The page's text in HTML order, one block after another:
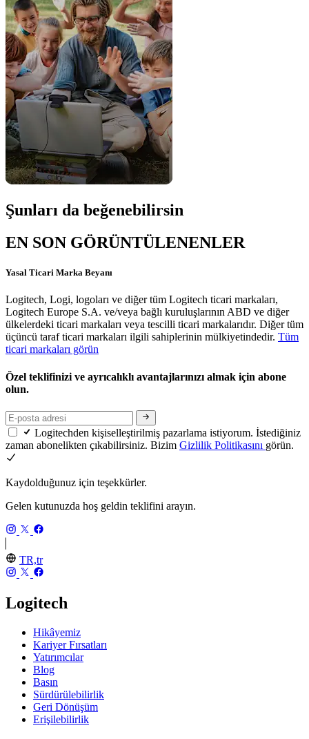
Şunları da beğenebilirsin
EN SON GÖRÜNTÜLENENLER
Yasal Ticari Marka Beyanı
Logitech, Logi, logoları ve diğer tüm Logitech ticari markaları,
Logitech Europe S.A. ve/veya bağlı kuruluşlarının ABD ve diğer
ülkelerdeki ticari markaları veya tescilli ticari markalarıdır. Diğer tüm
üçüncü taraf ticari markaları ilgili sahiplerinin mülkiyetindedir. Tüm
ticari markaları görün
Özel teklifinizi ve ayrıcalıklı avantajlarınızı almak için abone
olun.
Logitechden kişiselleştirilmiş pazarlama istiyorum. İstediğiniz
zaman abonelikten çıkabilirsiniz. Bizim Gizlilik Politikasını görün.
Kaydolduğunuz için teşekkürler.
Gelen kutunuzda hoş geldin teklifini arayın.
TR,tr
Logitech
Hikâyemiz
Kariyer Fırsatları
Yatırımcılar
Blog
Basın
Sürdürülebilirlik
Geri Dönüşüm
Erişilebilirlik